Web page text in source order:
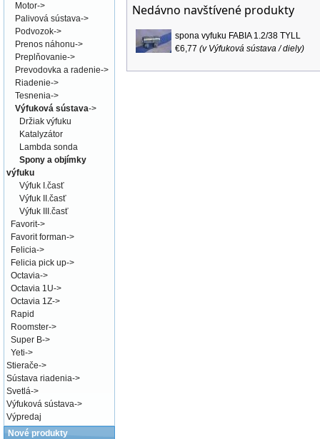
Nedávno navštívené produkty
spona vyfuku FABIA 1.2/38 TYLL
€6,77 (v Výfuková sústava / diely)
Motor->
Palivová sústava->
Podvozok->
Prenos náhonu->
Preplňovanie->
Prevodovka a radenie->
Riadenie->
Tesnenia->
Výfuková sústava->
Držiak výfuku
Katalyzátor
Lambda sonda
Spony a objímky
výfuku
Výfuk I.časť
Výfuk II.časť
Výfuk III.časť
Favorit->
Favorit forman->
Felicia->
Felicia pick up->
Octavia->
Octavia 1U->
Octavia 1Z->
Rapid
Roomster->
Super B->
Yeti->
Stierače->
Sústava riadenia->
Svetlá->
Výfuková sústava->
Výpredaj
Nové produkty